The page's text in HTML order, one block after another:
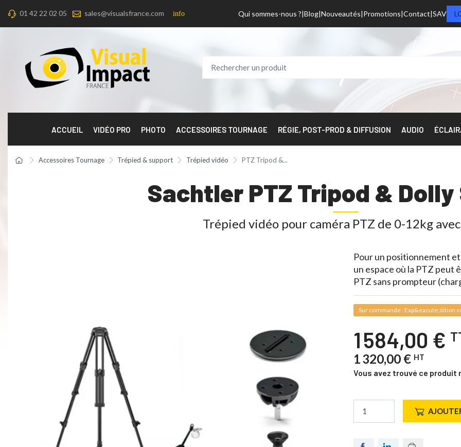
01 42 22 02 05 sales@visualsfrance.com info Qui sommes-nous ? Blog Nouveautés Promotions Contact SAV
ACCUEIL VIDÉO PRO PHOTO ACCESSOIRES TOURNAGE RÉGIE, POST-PROD & DIFFUSION AUDIO
Accessoires Tournage Trépied & support Trépied vidéo PTZ Tripod &...
Sachtler PTZ Tripod &
Trépied vidéo pour caméra PTZ de 0-12kg
Pour un positionnement
un espace où la PTZ peut
PTZ sans prompteur
Sur commande : Exp&eacute;dition
1 584,00 €
1 320,00 € HT
Vous avez trouvé ce produit